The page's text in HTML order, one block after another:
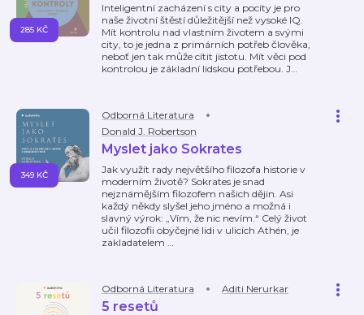
Inteligentní zacházení s city a pocity je pro
naše životní štěstí důležitější než vysoké IQ.
Mít kontrolu nad vlastním životem a svými
city, to je jedna z primárních potřeb člověka,
neboť jen tak může cítit jistotu. Mít věci pod
kontrolou je základní lidskou potřebou. J…
285 KČ
Odborná Literatura
Donald J. Robertson
Myslet jako Sokrates
Jak využít rady největšího filozofa historie v
moderním životě? Sokrates je snad
nejznámějším filozofem našich dějin. Asi
každý někdy slyšel jeho jméno a možná i
slavný výrok: „Vím, že nic nevím.“ Celý život
učil filozofii obyčejné lidi v ulicích Athén, je
zakladatelem …
349 KČ
Odborná Literatura Aditi Nerurkar
5 resetů